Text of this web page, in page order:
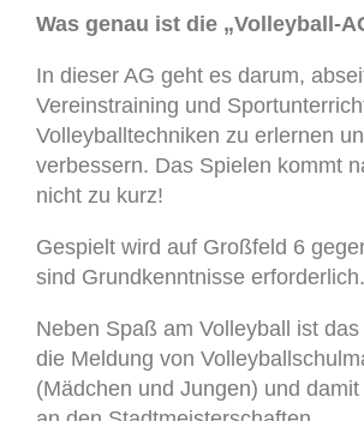
Was genau ist die „Volleyball-
In dieser AG geht es darum,
Vereinstraining und
Volleyballtechniken zu erlernen
verbessern. Das Spielen kommt
nicht zu kurz!
Gespielt wird auf Großfeld 6
sind Grundkenntnisse erforderlich.
Neben Spaß am Volleyball ist
die Meldung von
(Mädchen und Jungen) und